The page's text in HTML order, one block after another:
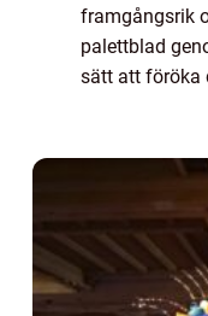
framgångsrik
palettblad
sätt att föröka